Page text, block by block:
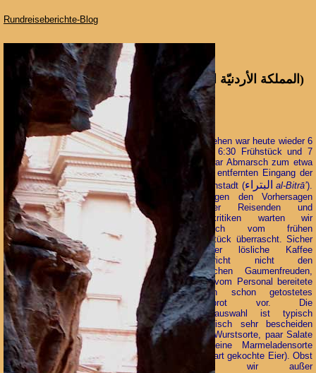
Rundreiseberichte-Blog
Teil 2: Rundreise Jordanien (المملكة الأردنيّة الهاشميّة)
Veranstalter:
###
Agentur:
International Ashtar Tours, Amman
(Sa. - 20.09.2008)
- Felsenstadt Petra:
Aufstehen war heute wieder 6
Uhr - 6:30 Frühstück und 7
Uhr war Abmarsch zum etwa
300m entfernten Eingang der
Felsenstadt (البتراء al-Bitrā’).
Entgegen den Vorhersagen
anderer Reisenden und
Hotelkritiken warten wir
dennoch vom frühen
Frühstück überrascht. Sicher
- der lösliche Kaffee
entspricht nicht den
deutschen Gaumenfreuden,
einer vom Personal bereitete
jedoch schon getostetes
Weißbrot vor. Die
Wurstauswahl ist typisch
jordanisch sehr bescheiden
(eine Wurstsorte, paar Salate
und eine Marmeladensorte
und hart gekochte Eier). Obst
haben wir außer